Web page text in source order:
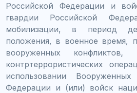
Российской Федерации и
гвардии Российской
мобилизации, в период
положения, в военное время,
вооруженных конфликтов,
контртеррористических
использовании
Федерации и (или) войск